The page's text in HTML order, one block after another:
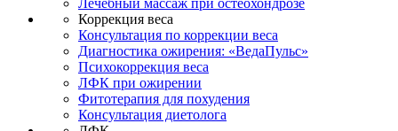
Коррекция веса
Консультация по коррекции веса
Диагностика ожирения: «ВедаПульс»
Психокоррекция веса
ЛФК при ожирении
Фитотерапия для похудения
Консультация диетолога